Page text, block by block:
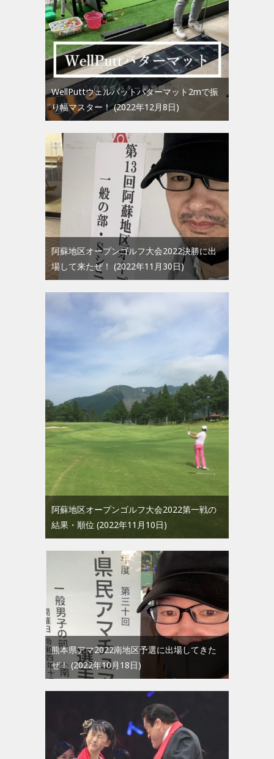
WellPuttウェルパットパターマット2mで振
り幅マスター！ 2022年12月8日
阿蘇地区オープンゴルフ大会2022決勝に出
場して来たぜ！
2022年11月30日
阿蘇地区オープンゴルフ大会2022第一戦の
結果・順位 2022年11月10日
熊本県アマ2022南地区予選に出場してきた
ぜ！ 2022年10月18日